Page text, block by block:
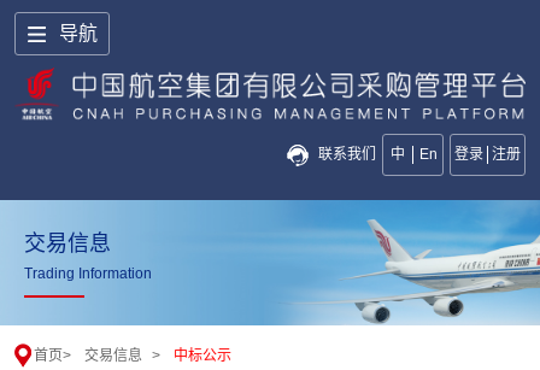
导航
联系我们 中 En 登录 注册
交易信息
Trading Information
首页> 交易信息 > 中标公示